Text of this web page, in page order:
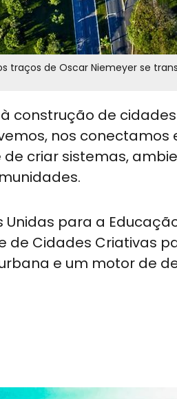
traços de Oscar Niemeyer se
construção de
nos conectamos
criar sistemas,
para a
de Cidades Criativas
e um motor de